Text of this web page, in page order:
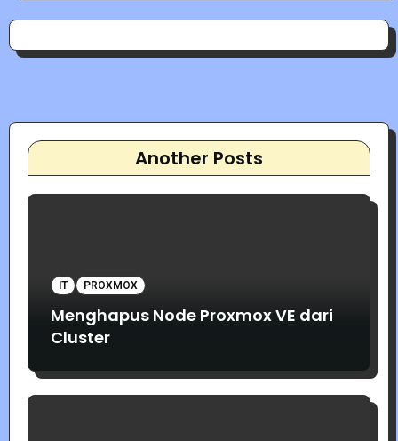
Another Posts
IT PROXMOX
Menghapus Node Proxmox VE dari
Cluster